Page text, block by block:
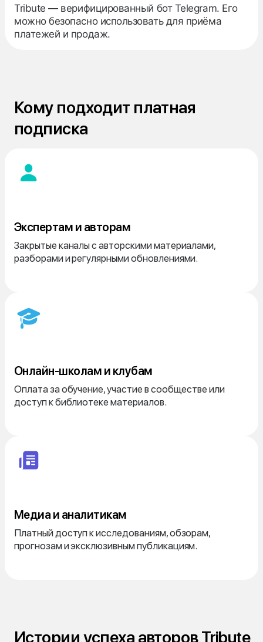
Tribute — верифицированный бот Telegram. Его
можно безопасно использовать для приёма
платежей и продаж.
Кому подходит платная
подписка
Экспертам и авторам
Закрытые каналы с авторскими материалами,
разборами и регулярными обновлениями.
Онлайн-школам и клубам
Оплата за обучение, участие в сообществе или
доступ к библиотеке материалов.
Медиа и аналитикам
Платный доступ к исследованиям, обзорам,
прогнозам и эксклюзивным публикациям.
Истории успеха авторов Tribute